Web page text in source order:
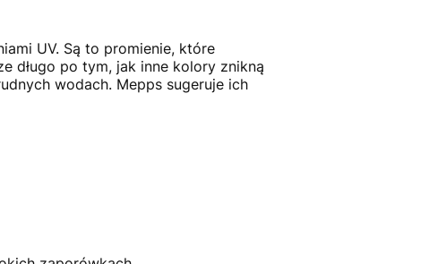
UV. Są to promienie, które
długo po tym, jak inne kolory znikną
wodach. Mepps sugeruje ich